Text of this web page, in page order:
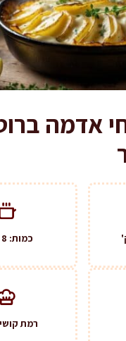
אדמה
כמות: 8 מנות
רמת